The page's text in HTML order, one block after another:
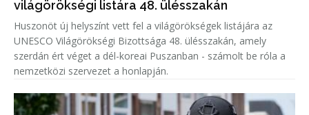
világörökségi listára 48. ülésszakán
Huszonöt új helyszínt vett fel a világörökségek listájára az
UNESCO Világörökségi Bizottsága 48. ülésszakán, amely
szerdán ért véget a dél-koreai Puszanban - számolt be róla a
nemzetközi szervezet a honlapján.